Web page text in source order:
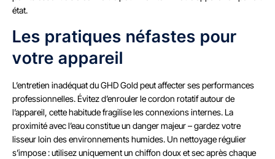
état.
Les pratiques néfastes pour
votre appareil
L’entretien inadéquat du GHD Gold peut affecter ses performances
professionnelles. Évitez d’enrouler le cordon rotatif autour de
l’appareil, cette habitude fragilise les connexions internes. La
proximité avec l’eau constitue un danger majeur – gardez votre
lisseur loin des environnements humides. Un nettoyage régulier
s’impose : utilisez uniquement un chiffon doux et sec après chaque